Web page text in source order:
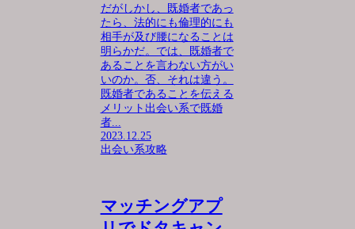
だがしかし、既婚者であっ
たら、法的にも倫理的にも
相手が及び腰になることは
明らかだ。では、既婚者で
あることを言わない方がい
いのか。否、それは違う。
既婚者であることを伝える
メリット出会い系で既婚
者...
2023.12.25
出会い系攻略
マッチングアプ